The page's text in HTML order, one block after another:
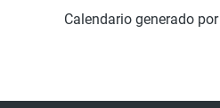
Calendario generado por